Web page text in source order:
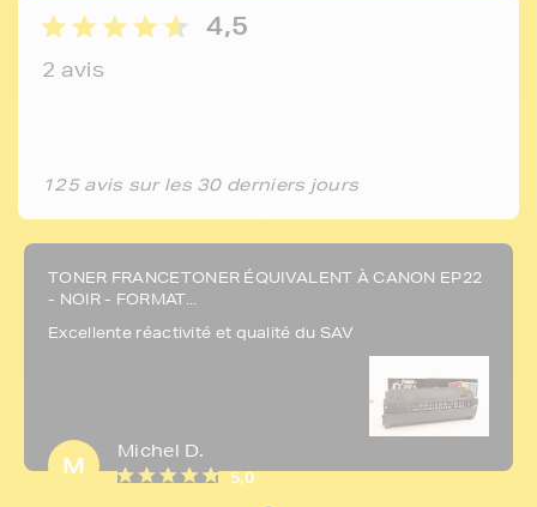
4,5
2 avis
125 avis sur les 30 derniers jours
TONER FRANCETONER ÉQUIVALENT À CANON EP22
- NOIR - FORMAT...
Excellente réactivité et qualité du SAV
M
Michel D.
5,0